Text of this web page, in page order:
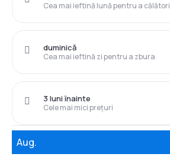
Cea mai ieftină lună pentru a călători
Cea mai ieftină zi pentru a zbura
duminică
Cele mai mici prețuri
3 luni înainte
Aug.